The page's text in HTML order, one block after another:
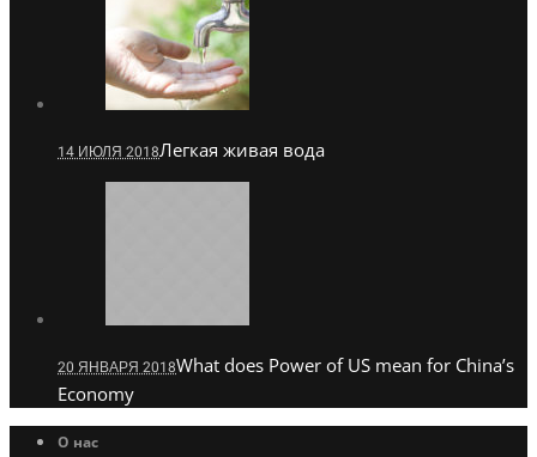
14 ИЮЛЯ 2018Легкая живая вода
20 ЯНВАРЯ 2018What does Power of US mean for China’s
Economy
О нас